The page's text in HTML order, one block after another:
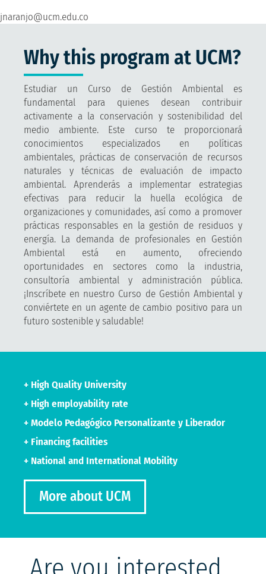
jnaranjo@ucm.edu.co
Why this program at UCM?
Estudiar un Curso de Gestión Ambiental es
fundamental para quienes desean contribuir
activamente a la conservación y sostenibilidad del
medio ambiente. Este curso te proporcionará
conocimientos especializados en políticas
ambientales, prácticas de conservación de recursos
naturales y técnicas de evaluación de impacto
ambiental. Aprenderás a implementar estrategias
efectivas para reducir la huella ecológica de
organizaciones y comunidades, así como a promover
prácticas responsables en la gestión de residuos y
energía. La demanda de profesionales en Gestión
Ambiental está en aumento, ofreciendo
oportunidades en sectores como la industria,
consultoría ambiental y administración pública.
¡Inscríbete en nuestro Curso de Gestión Ambiental y
conviértete en un agente de cambio positivo para un
futuro sostenible y saludable!
+ High Quality University
+ High employability rate
+ Modelo Pedagógico Personalizante y Liberador
+ Financing facilities
+ National and International Mobility
More about UCM